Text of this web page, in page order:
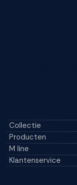
Collectie
Producten
M line
Klantenservice